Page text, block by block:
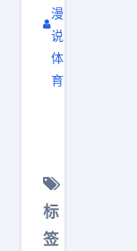
们
非
要
不
地
把
一
漫
说
体
育
什
么
既
标
签